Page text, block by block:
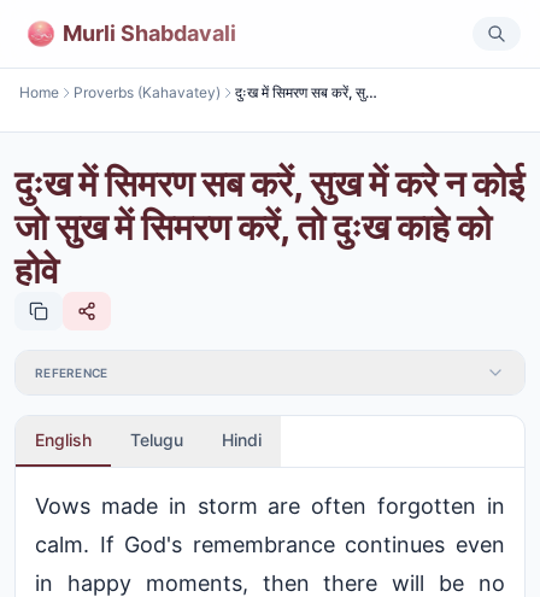
Murli Shabdavali
Home Proverbs (Kahavatey) दुःख में सिमरण सब करें, सुख में करे न कोई जो सुख में सिमरण करें, तो दुःख काहे को होवे
दुःख में सिमरण सब करें, सुख में करे न कोई
जो सुख में सिमरण करें, तो दुःख काहे को
होवे
REFERENCE
English Telugu Hindi
Vows made in storm are often forgotten in
calm. If God's remembrance continues even
in happy moments, then there will be no